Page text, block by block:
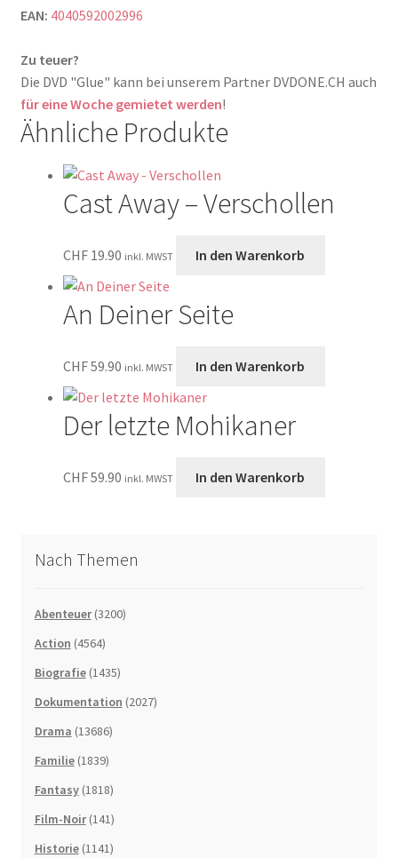
EAN: 4040592002996
Zu teuer?
Die DVD "Glue" kann bei unserem Partner DVDONE.CH auch
für eine Woche gemietet werden!
Ähnliche Produkte
Cast Away – Verschollen
CHF19.90 inkl. MWST In den Warenkorb
An Deiner Seite
CHF59.90 inkl. MWST In den Warenkorb
Der letzte Mohikaner
CHF59.90 inkl. MWST In den Warenkorb
Nach Themen
Abenteuer (3200)
Action (4564)
Biografie (1435)
Dokumentation (2027)
Drama (13686)
Familie (1839)
Fantasy (1818)
Film-Noir (141)
Historie (1141)